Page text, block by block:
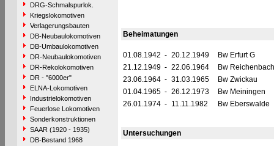
DRG-Schmalspurlok.
Kriegslokomotiven
Verlagerungsbauten
DB-Neubaulokomotiven
DB-Umbaulokomotiven
DR-Neubaulokomotiven
DR-Rekolokomotiven
DR - "6000er"
ELNA-Lokomotiven
Industrielokomotiven
Feuerlose Lokomotiven
Sonderkonstruktionen
SAAR (1920 - 1935)
DB-Bestand 1968
Beheimatungen
01.08.1942 - 20.12.1949
Bw Erfurt G
21.12.1949 - 22.06.1964
Bw Reichenbach
23.06.1964 - 31.03.1965
Bw Zwickau
01.04.1965 - 26.12.1973
Bw Meiningen
26.01.1974 - 11.11.1982 Bw Eberswalde
Untersuchungen